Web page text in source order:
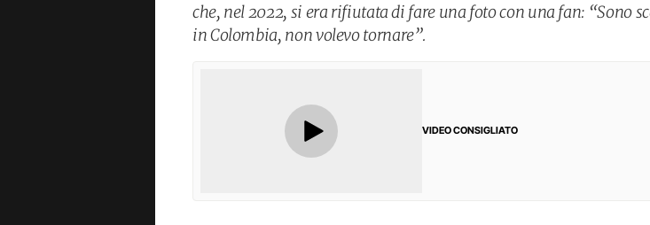
che, nel 2022, si era rifiutata di fare una foto con una fan: “Sono
in Colombia, non volevo tornare”.
VIDEO CONSIGLIATO